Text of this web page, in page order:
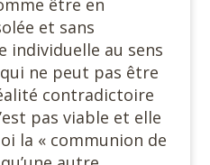
être en
et sans
individuelle au sens
ne peut pas être
contradictoire
pas viable et elle
la « communion de